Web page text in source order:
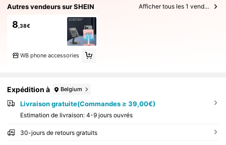
Autres vendeurs sur SHEIN Afficher tous les 1 vendeurs
8 ,38€
WB phone accessories
Expédition à Belgium
Livraison gratuite(Commandes ≥ 39,00€)
Estimation de livraison: 4-9 jours ouvrés
30-jours de retours gratuits